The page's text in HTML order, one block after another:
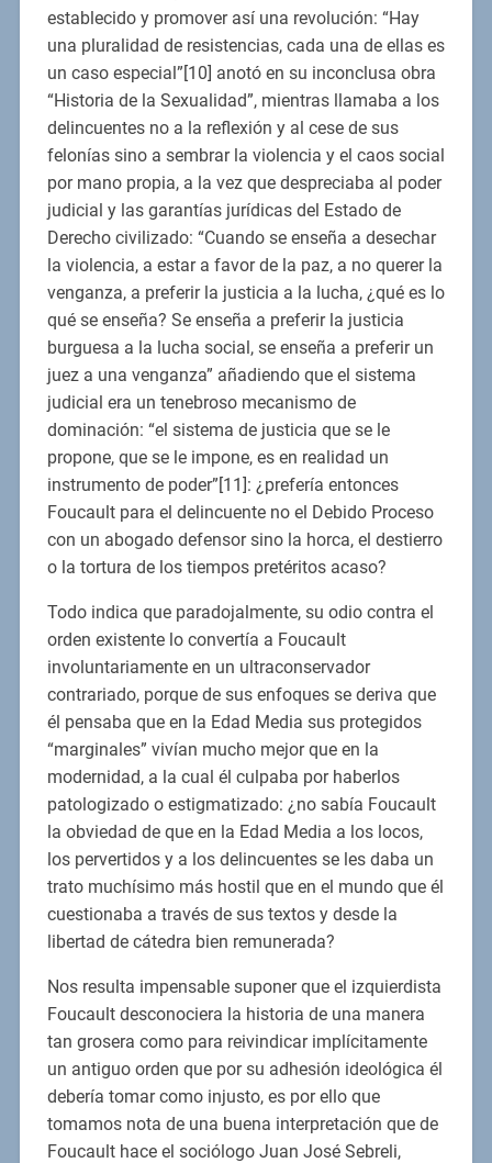
establecido y promover así una revolución: “Hay
una pluralidad de resistencias, cada una de ellas es
un caso especial”[10] anotó en su inconclusa obra
“Historia de la Sexualidad”, mientras llamaba a los
delincuentes no a la reflexión y al cese de sus
felonías sino a sembrar la violencia y el caos social
por mano propia, a la vez que despreciaba al poder
judicial y las garantías jurídicas del Estado de
Derecho civilizado: “Cuando se enseña a desechar
la violencia, a estar a favor de la paz, a no querer la
venganza, a preferir la justicia a la lucha, ¿qué es lo
qué se enseña? Se enseña a preferir la justicia
burguesa a la lucha social, se enseña a preferir un
juez a una venganza” añadiendo que el sistema
judicial era un tenebroso mecanismo de
dominación: “el sistema de justicia que se le
propone, que se le impone, es en realidad un
instrumento de poder”[11]: ¿prefería entonces
Foucault para el delincuente no el Debido Proceso
con un abogado defensor sino la horca, el destierro
o la tortura de los tiempos pretéritos acaso?
Todo indica que paradojalmente, su odio contra el
orden existente lo convertía a Foucault
involuntariamente en un ultraconservador
contrariado, porque de sus enfoques se deriva que
él pensaba que en la Edad Media sus protegidos
“marginales” vivían mucho mejor que en la
modernidad, a la cual él culpaba por haberlos
patologizado o estigmatizado: ¿no sabía Foucault
la obviedad de que en la Edad Media a los locos,
los pervertidos y a los delincuentes se les daba un
trato muchísimo más hostil que en el mundo que él
cuestionaba a través de sus textos y desde la
libertad de cátedra bien remunerada?
Nos resulta impensable suponer que el izquierdista
Foucault desconociera la historia de una manera
tan grosera como para reivindicar implícitamente
un antiguo orden que por su adhesión ideológica él
debería tomar como injusto, es por ello que
tomamos nota de una buena interpretación que de
Foucault hace el sociólogo Juan José Sebreli,